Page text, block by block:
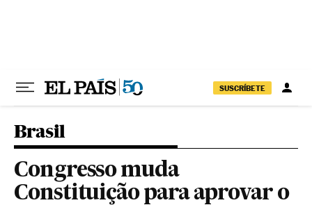
SUSCRÍBETE
Brasil
Congresso muda
Constituição para aprovar o